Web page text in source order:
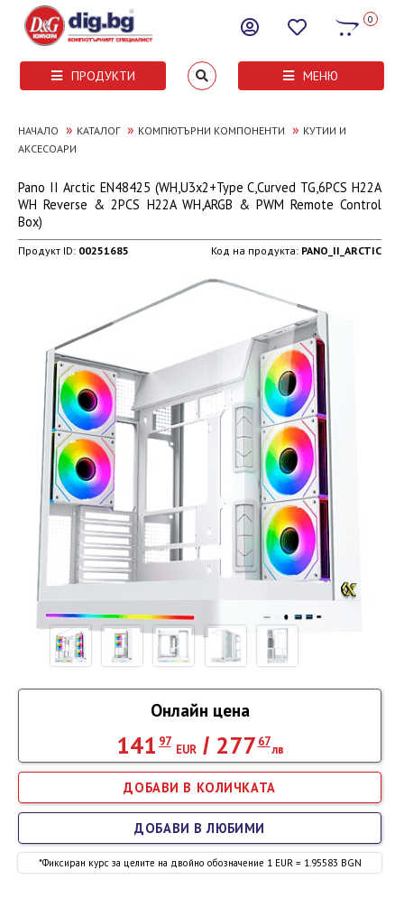
0
ПРОДУКТИ МЕНЮ
НАЧАЛО » КАТАЛОГ » КОМПЮТЪРНИ КОМПОНЕНТИ » КУТИИ И
АКСЕСОАРИ
Pano II Arctic EN48425 (WH,U3x2+Type C,Curved TG,6PCS H22A
WH Reverse & 2PCS H22A WH,ARGB & PWM Remote Control
Box)
Продукт ID: 00251685 Код на продукта: PANO_II_ARCTIC
Онлайн цена
141 97
EUR/ 277 67
лв
*Фиксиран курс за целите на двойно обозначение 1 EUR = 1.95583 BGN
ДОБАВИ В ЛЮБИМИ